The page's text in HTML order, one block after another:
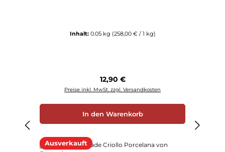
Inhalt: 0.05 kg (258,00 € / 1 kg)
Regulärer Preis:
12,90 €
Preise inkl. MwSt. zzgl. Versandkosten
In den Warenkorb
Ausverkauft